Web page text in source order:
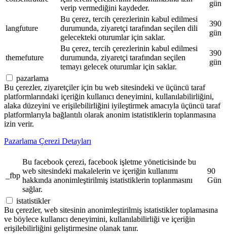
verip vermediğini kaydeder.
gün
langfuture
Bu çerez, tercih çerezlerinin kabul edilmesi
durumunda, ziyaretçi tarafından seçilen dili
gelecekteki oturumlar için saklar.
390
gün
themefuture
Bu çerez, tercih çerezlerinin kabul edilmesi
durumunda, ziyaretçi tarafından seçilen
temayı gelecek oturumlar için saklar.
390
gün
pazarlama
Bu çerezler, ziyaretçiler için bu web sitesindeki ve üçüncü taraf
platformlarındaki içeriğin kullanıcı deneyimini, kullanılabilirliğini,
alaka düzeyini ve erişilebilirliğini iyileştirmek amacıyla üçüncü taraf
platformlarıyla bağlantılı olarak anonim istatistiklerin toplanmasına
izin verir.
Pazarlama Çerezi Detayları
_fbp
Bu facebook çerezi, facebook işletme yöneticisinde bu
web sitesindeki makalelerin ve içeriğin kullanımı
hakkında anonimleştirilmiş istatistiklerin toplanmasını
sağlar.
90
Gün
istatistikler
Bu çerezler, web sitesinin anonimleştirilmiş istatistikler toplamasına
ve böylece kullanıcı deneyimini, kullanılabilirliği ve içeriğin
erişilebilirliğini geliştirmesine olanak tanır.